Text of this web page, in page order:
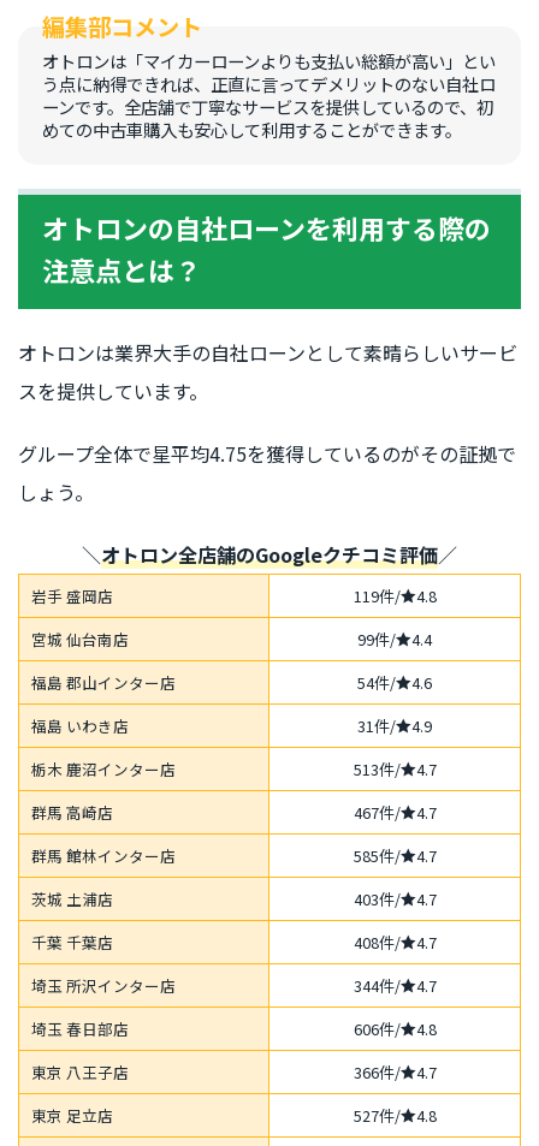
オトロンは「マイカーローンよりも支払い総額が高い」とい
う点に納得できれば、正直に言ってデメリットのない自社ロ
ーンです。全店舗で丁寧なサービスを提供しているので、初
めての中古車購入も安心して利用することができます。
オトロンの自社ローンを利用する際の
注意点とは？
オトロンは業界大手の自社ローンとして素晴らしいサービ
スを提供しています。
グループ全体で星平均4.75を獲得しているのがその証拠で
しょう。
＼オトロン全店舗のGoogleクチコミ評価／
岩手 盛岡店 119件/
4.8
宮城 仙台南店
99件/
4.4
福島 郡山インター店
54件/
4.6
福島 いわき店
31件/
4.9
栃木 鹿沼インター店
513件/
4.7
群馬 高崎店
467件/
4.7
群馬 館林インター店
585件/
4.7
茨城 土浦店
403件/
4.7
千葉 千葉店
408件/
4.7
埼玉 所沢インター店
344件/
4.7
埼玉 春日部店
606件/
4.8
東京 八王子店
366件/
4.7
東京 足立店
527件/
4.8